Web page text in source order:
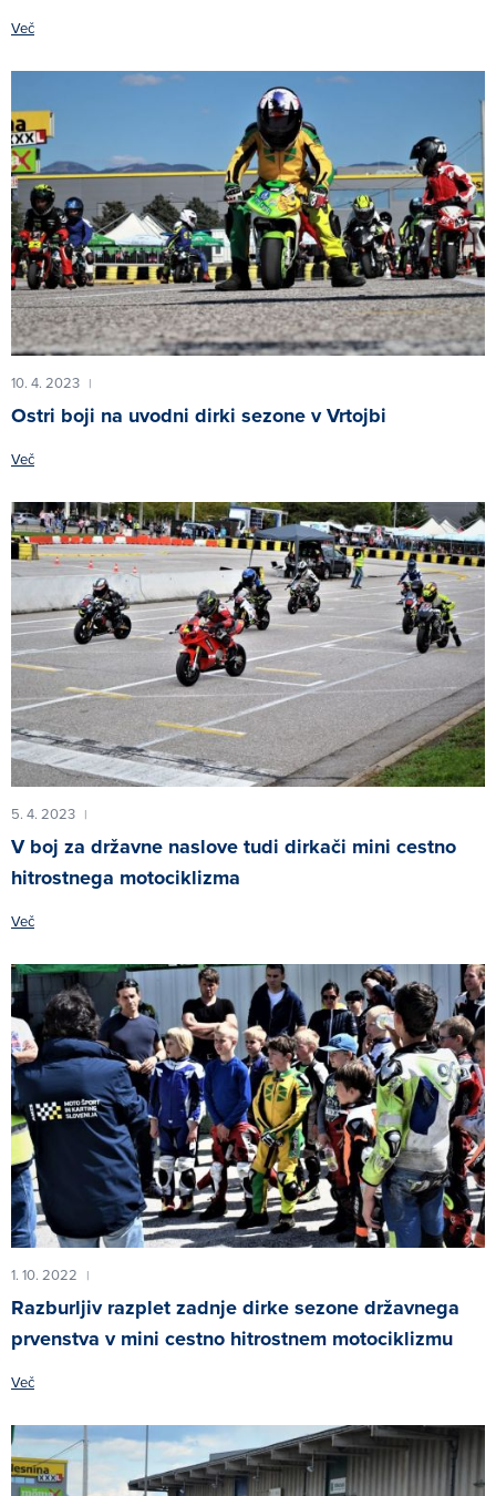
Več
10. 4. 2023 |
Ostri boji na uvodni dirki sezone v Vrtojbi
Več
5. 4. 2023 |
V boj za državne naslove tudi dirkači mini cestno
hitrostnega motociklizma
Več
1. 10. 2022 |
Razburljiv razplet zadnje dirke sezone državnega
prvenstva v mini cestno hitrostnem motociklizmu
Več